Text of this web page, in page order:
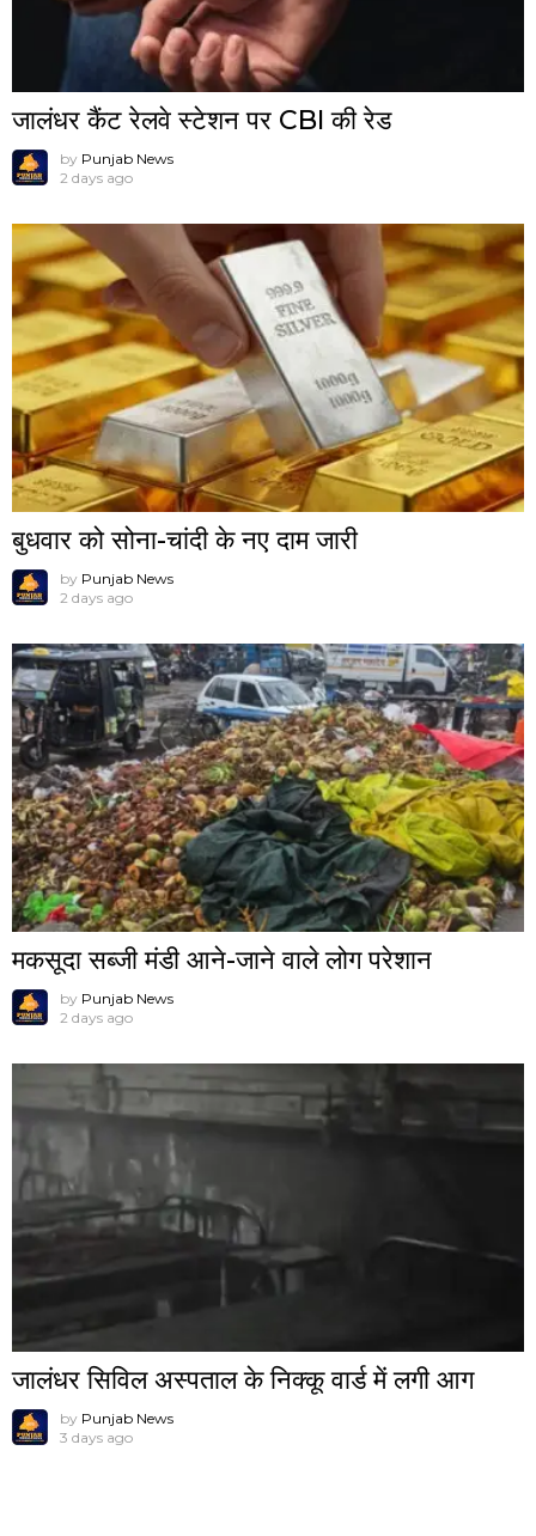
जालंधर कैंट रेलवे स्टेशन पर CBI की रेड
by Punjab News
2 days ago
बुधवार को सोना-चांदी के नए दाम जारी
by Punjab News
2 days ago
मकसूदा सब्जी मंडी आने-जाने वाले लोग परेशान
by Punjab News
2 days ago
जालंधर सिविल अस्पताल के निक्कू वार्ड में लगी आग
by Punjab News
3 days ago